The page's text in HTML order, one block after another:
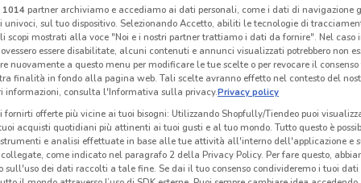
-1 GIORNO
MD
Scade domani 672 m
NUOVO
Si con te superstore
Scade il 19/08 23.6 km
1014partner archiviamo e accediamo ai dati personali, come i dati di navigazione
sul tuo dispositivo. Selezionando Accetto, abiliti le tecnologie di
scopi mostrati alla voce "Noi e i nostri partner trattiamo i dati da fornire". Nel caso
essere disabilitate, alcuni contenuti e annunci visualizzati potrebbero non
nuovamente a questo menu per modificare le tue scelte o per revocare il
finalità in fondo alla pagina web. Tali scelte avranno effetto nel contesto del
informazioni, consulta l'Informativa sulla privacy.Privacy policy
fornirti offerte più vicine ai tuoi bisogni: Utilizzando Shopfully/Tiendeo puoi
acquisti quotidiani più attinenti ai tuoi gusti e al tuo mondo. Tutto questo è
e analisi effettuate in base alle tue attività all'interno dell'applicazione e
come indicato nel paragrafo 2 della Privacy Policy. Per fare questo,
sull'uso dei dati raccolti a tale fine. Se dai il tuo consenso condivideremo i tuoi dati